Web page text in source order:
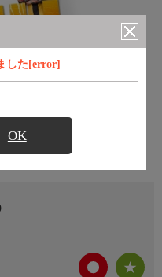
した[error]
OK